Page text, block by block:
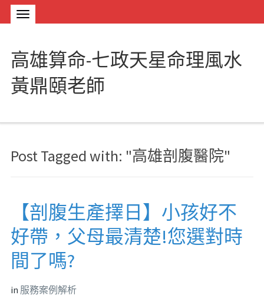
高雄算命-七政天星命理風水
黃鼎頤老師
Post Tagged with: "高雄剖腹醫院"
【剖腹生產擇日】小孩好不
好帶，父母最清楚!您選對時
間了嗎?
in 服務案例解析